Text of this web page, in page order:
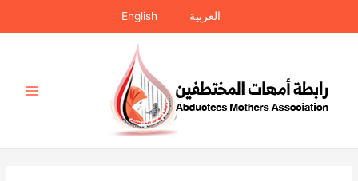
العربية English